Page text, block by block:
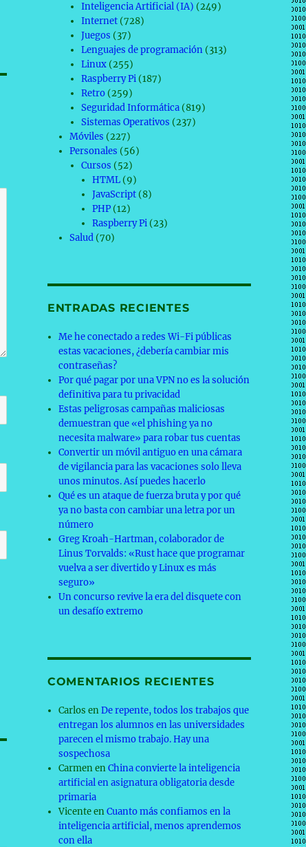
Inteligencia Artificial (IA) (249)
Internet(728)
Juegos (37)
Lenguajes de programación(313)
Linux(255)
Raspberry Pi(187)
Retro(259)
Seguridad Informática(819)
Sistemas Operativos (237)
Móviles (227)
Personales (56)
Cursos (52)
HTML(9)
JavaScript(8)
PHP(12)
Raspberry Pi(23)
Salud (70)
ENTRADAS RECIENTES
Me he conectado a redes Wi-Fi públicas
estas vacaciones, ¿debería cambiar mis
contraseñas?
Por qué pagar por una VPN no es la solución
definitiva para tu privacidad
Estas peligrosas campañas maliciosas
demuestran que «el phishing ya no
necesita malware» para robar tus cuentas
Convertir un móvil antiguo en una cámara
de vigilancia para las vacaciones solo lleva
unos minutos. Así puedes hacerlo
Qué es un ataque de fuerza bruta y por qué
ya no basta con cambiar una letra por un
número
Greg Kroah-Hartman, colaborador de
Linus Torvalds: «Rust hace que programar
vuelva a ser divertido y Linux es más
seguro»
Un concurso revive la era del disquete con
un desafío extremo
COMENTARIOS RECIENTES
Carlos enDe repente, todos los trabajos que
entregan los alumnos en las universidades
parecen el mismo trabajo. Hay una
sospechosa
CarmenenChina convierte la inteligencia
artificial en asignatura obligatoria desde
primaria
VicenteenCuanto más confiamos en la
inteligencia artificial, menos aprendemos
con ella